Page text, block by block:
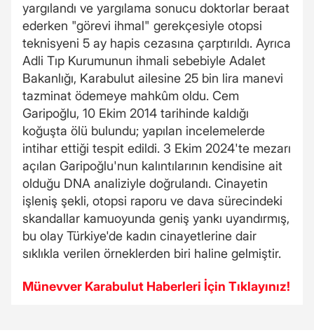
yargılandı ve yargılama sonucu doktorlar beraat
ederken "görevi ihmal" gerekçesiyle otopsi
teknisyeni 5 ay hapis cezasına çarptırıldı. Ayrıca
Adli Tıp Kurumunun ihmali sebebiyle Adalet
Bakanlığı, Karabulut ailesine 25 bin lira manevi
tazminat ödemeye mahkûm oldu. Cem
Garipoğlu, 10 Ekim 2014 tarihinde kaldığı
koğuşta ölü bulundu; yapılan incelemelerde
intihar ettiği tespit edildi. 3 Ekim 2024'te mezarı
açılan Garipoğlu'nun kalıntılarının kendisine ait
olduğu DNA analiziyle doğrulandı. Cinayetin
işleniş şekli, otopsi raporu ve dava sürecindeki
skandallar kamuoyunda geniş yankı uyandırmış,
bu olay Türkiye'de kadın cinayetlerine dair
sıklıkla verilen örneklerden biri haline gelmiştir.
Münevver Karabulut Haberleri İçin Tıklayınız!